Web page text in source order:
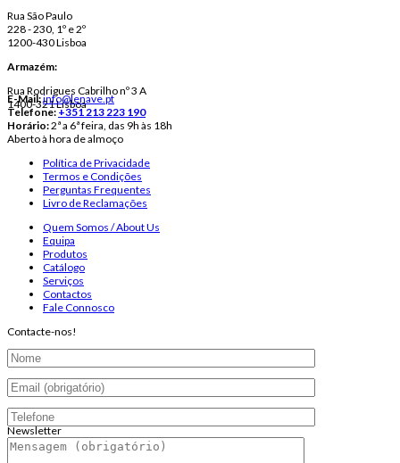
Rua São Paulo
228 - 230, 1º e 2º
1200-430 Lisboa
Armazém:
Rua Rodrigues Cabrilho nº 3 A
1400-321 Lisboa
E-Mail:info@lenave.pt
Telefone:+351 213 223 190
Horário:2ª a 6ª feira, das 9h às 18h
Aberto à hora de almoço
Política de Privacidade
Termos e Condições
Perguntas Frequentes
Livro de Reclamações
Quem Somos / About Us
Equipa
Produtos
Catálogo
Serviços
Contactos
Fale Connosco
Contacte-nos!
Newsletter
Endereço de email: